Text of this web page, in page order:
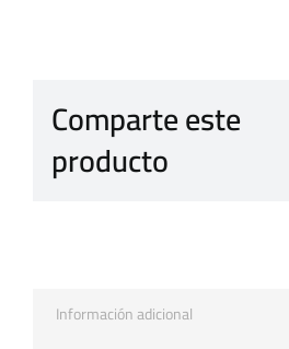
Comparte este
producto
Información adicional